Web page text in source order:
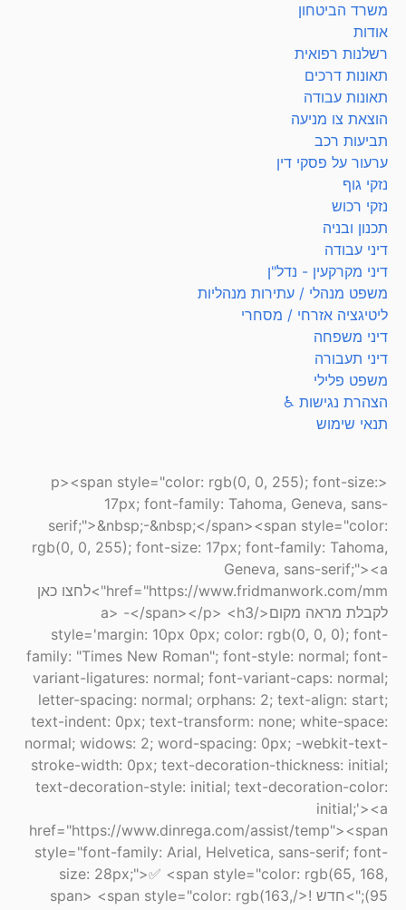
משרד הביטחון
אודות
רשלנות רפואית
תאונות דרכים
תאונות עבודה
הוצאת צו מניעה
תביעות רכב
ערעור על פסקי דין
נזקי גוף
נזקי רכוש
תכנון ובניה
דיני עבודה
דיני מקרקעין - נדל"ן
משפט מנהלי / עתירות מנהליות
ליטיגציה אזרחי / מסחרי
דיני משפחה
דיני תעבורה
משפט פלילי
הצהרת נגישות ♿
תנאי שימוש
<p><span style="color: rgb(0, 0, 255); font-size:
17px; font-family: Tahoma, Geneva, sans-
serif;">&nbsp;-&nbsp;</span><span style="color:
rgb(0, 0, 255); font-size: 17px; font-family: Tahoma,
Geneva, sans-serif;"><a
href="https://www.fridmanwork.com/mm">לחצו כאן
לקבלת מראה מקום</a> -</span></p> <h3
style='margin: 10px 0px; color: rgb(0, 0, 0); font-
family: "Times New Roman"; font-style: normal; font-
variant-ligatures: normal; font-variant-caps: normal;
letter-spacing: normal; orphans: 2; text-align: start;
text-indent: 0px; text-transform: none; white-space:
normal; widows: 2; word-spacing: 0px; -webkit-text-
stroke-width: 0px; text-decoration-thickness: initial;
text-decoration-style: initial; text-decoration-color:
initial;'><a
href="https://www.dinrega.com/assist/temp"><span
style="font-family: Arial, Helvetica, sans-serif; font-
size: 28px;">✅ <span style="color: rgb(65, 168,
95);">חדש !</span> <span style="color: rgb(163,